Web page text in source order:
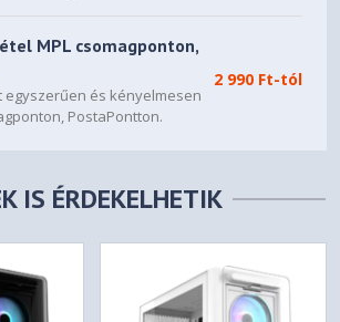
MPL csomagponton,
egyszerűen és kényelmesen
PostaPontton.
2 990 Ft-tól
IS ÉRDEKELHETIK